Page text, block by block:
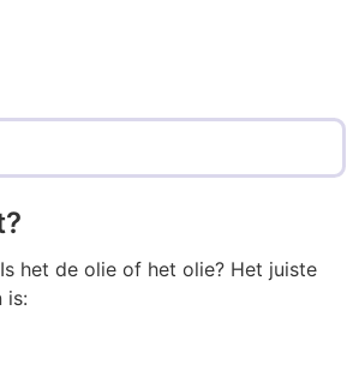
het de olie of het olie? Het juiste
is: